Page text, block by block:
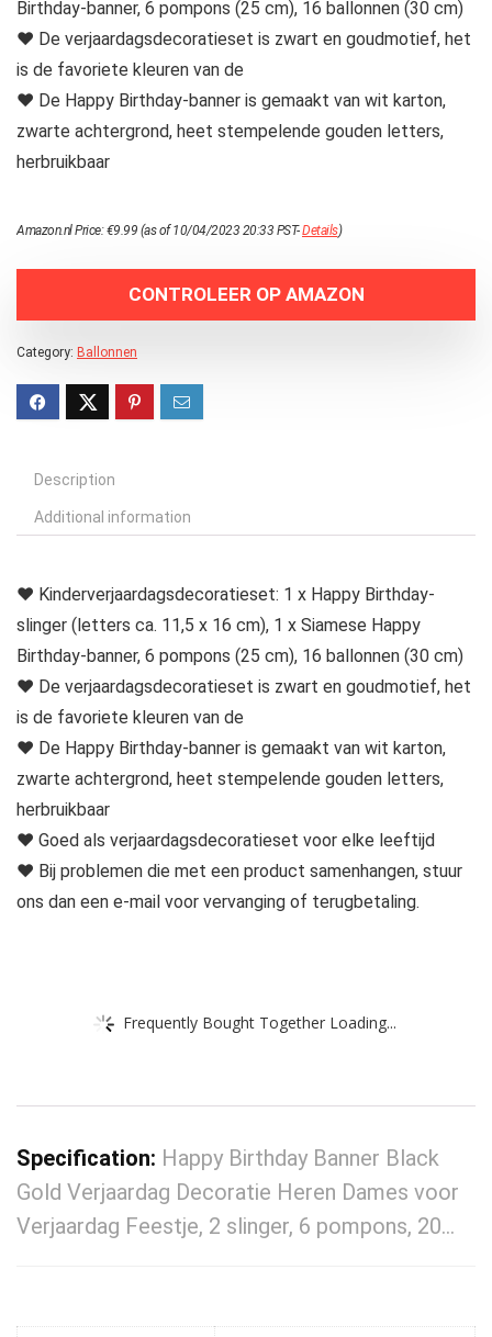
Birthday-banner, 6 pompons (25 cm), 16 ballonnen (30 cm)
♥ De verjaardagsdecoratieset is zwart en goudmotief, het
is de favoriete kleuren van de
♥ De Happy Birthday-banner is gemaakt van wit karton,
zwarte achtergrond, heet stempelende gouden letters,
herbruikbaar
Amazon.nl Price:€9.99 (as of 10/04/2023 20:33 PST-Details)
CONTROLEER OP AMAZON
Category: Ballonnen
Description
Additional information
♥ Kinderverjaardagsdecoratieset: 1 x Happy Birthday-
slinger (letters ca. 11,5 x 16 cm), 1 x Siamese Happy
Birthday-banner, 6 pompons (25 cm), 16 ballonnen (30 cm)
♥ De verjaardagsdecoratieset is zwart en goudmotief, het
is de favoriete kleuren van de
♥ De Happy Birthday-banner is gemaakt van wit karton,
zwarte achtergrond, heet stempelende gouden letters,
herbruikbaar
♥ Goed als verjaardagsdecoratieset voor elke leeftijd
♥ Bij problemen die met een product samenhangen, stuur
ons dan een e-mail voor vervanging of terugbetaling.
Frequently Bought Together Loading...
Specification: Happy Birthday Banner Black
Gold Verjaardag Decoratie Heren Dames voor
Verjaardag Feestje, 2 slinger, 6 pompons, 20…